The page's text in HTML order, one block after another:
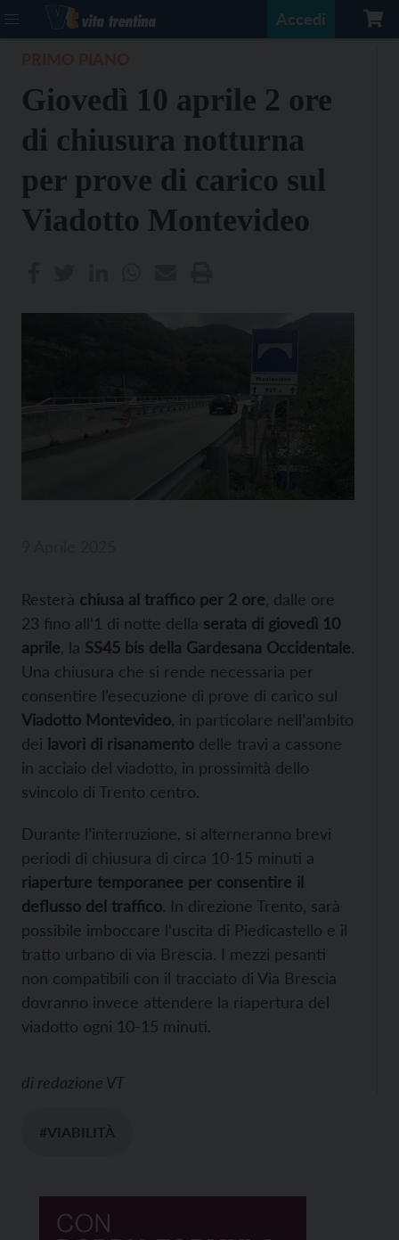
Accedi
Giovedì 10 aprile 2 ore
di chiusura notturna
per prove di carico sul
Viadotto Montevideo
Resterà chiusa al traffico per 2 ore , dalle ore
23 fino all’1 di notte della serata di giovedì 10
aprile , la SS45 bis della Gardesana Occidentale.
Una chiusura che si rende necessaria per
consentire l’esecuzione di prove di carico sul
Viadotto Montevideo , in particolare nell’ambito
dei lavori di risanamento delle travi a cassone
in acciaio del viadotto, in prossimità dello
svincolo di Trento centro.
Durante l’interruzione, si alterneranno brevi
periodi di chiusura di circa 10-15 minuti a
riaperture temporanee per consentire il
deflusso del traffico. In direzione Trento, sarà
possibile imboccare l’uscita di Piedicastello e il
tratto urbano di via Brescia. I mezzi pesanti
non compatibili con il tracciato di Via Brescia
dovranno invece attendere la riapertura del
viadotto ogni 10-15 minuti.
di redazione VT
#VIABILITÀ